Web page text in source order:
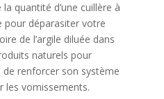
quantité d’une cuillère à
pour déparasiter votre
de l’argile diluée dans
naturels pour
renforcer son système
les vomissements.